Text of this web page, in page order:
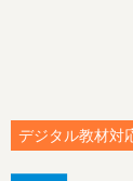
デジタル教材対